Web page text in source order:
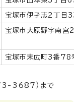
宝塚市伊孑志2丁目
宝塚市大原野字南宮2
宝塚市末広町3番78号
3687）まで